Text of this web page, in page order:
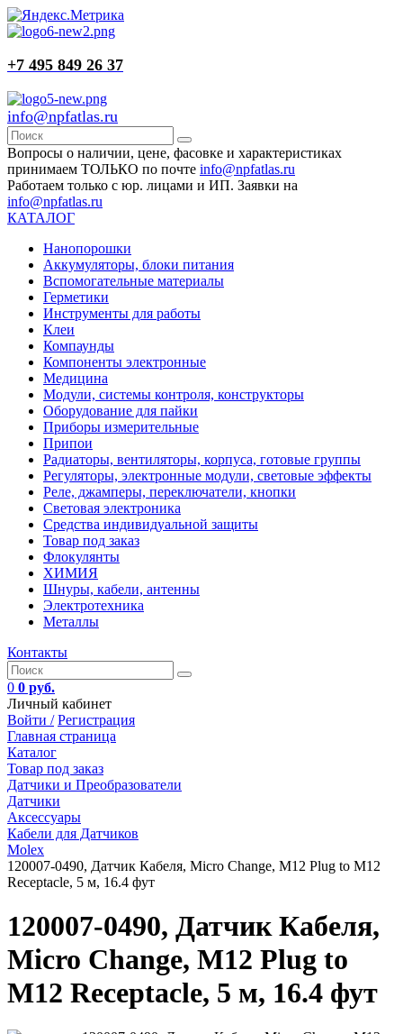
+7 495 849 26 37
info@npfatlas.ru
Вопросы о наличии, цене, фасовке и характеристиках
принимаем ТОЛЬКО по почте info@npfatlas.ru
Работаем только с юр. лицами и ИП. Заявки на
info@npfatlas.ru
КАТАЛОГ
Нанопорошки
Аккумуляторы, блоки питания
Вспомогательные материалы
Герметики
Инструменты для работы
Клеи
Компаунды
Компоненты электронные
Медицина
Модули, системы контроля, конструкторы
Оборудование для пайки
Приборы измерительные
Припои
Радиаторы, вентиляторы, корпуса, готовые группы
Регуляторы, электронные модули, световые эффекты
Реле, джамперы, переключатели, кнопки
Световая электроника
Средства индивидуальной защиты
Товар под заказ
Флокулянты
ХИМИЯ
Шнуры, кабели, антенны
Электротехника
Металлы
Контакты
0 0 руб.
Личный кабинет
Войти / Регистрация
Главная страница
Каталог
Товар под заказ
Датчики и Преобразователи
Датчики
Аксессуары
Кабели для Датчиков
Molex
120007-0490, Датчик Кабеля, Micro Change, M12 Plug to M12
Receptacle, 5 м, 16.4 фут
120007-0490, Датчик Кабеля,
Micro Change, M12 Plug to
M12 Receptacle, 5 м, 16.4 фут